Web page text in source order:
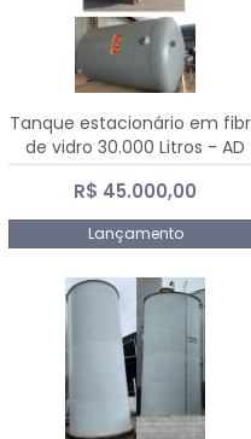
Tanque estacionário em
de vidro 30.000 Litros - AD
Fibras
R$ 45.000,00
Lançamento